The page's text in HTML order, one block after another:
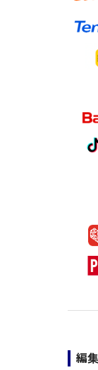
編